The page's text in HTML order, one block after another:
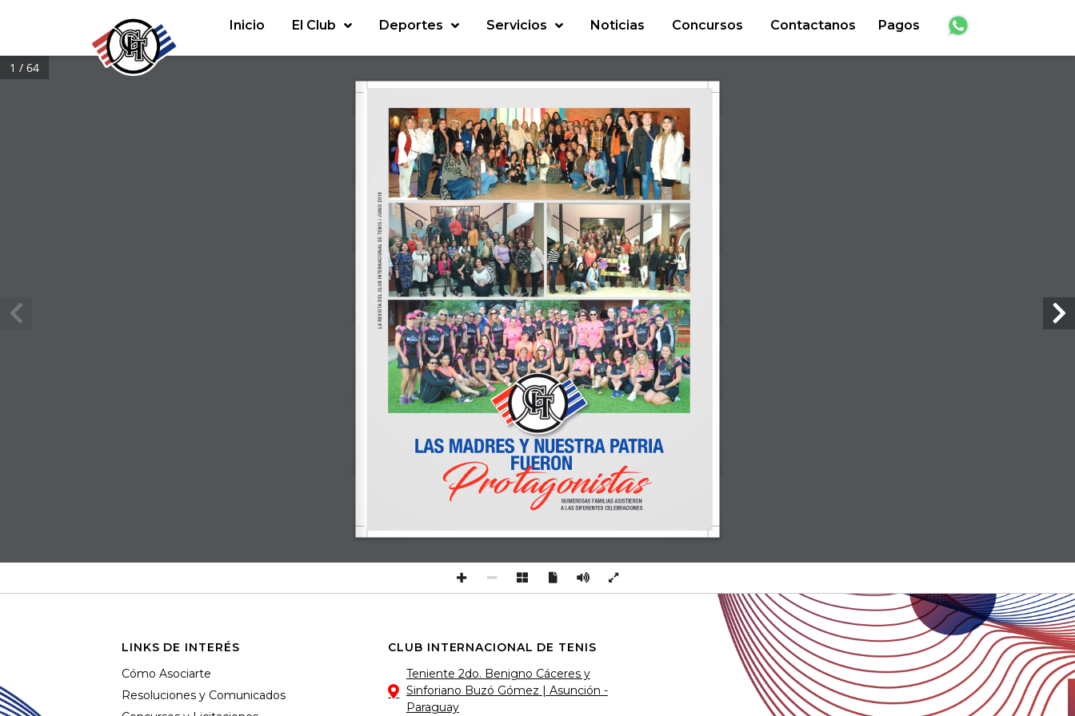
Inicio El Club Deportes Servicios Noticias Concursos Contactanos Pagos
LAS MADRES Y NUESTRA PATRIA
FUERON
LA REVISTA DEL CLUB INTERNACIONAL DE TENIS / JUNIO 2019
Pro tagonistas
NUMEROSAS FAMILIAS ASISTIERON
A LAS DIFERENTES CELEBRACIONES
1 / 64
LINKS DE INTERÉS
Cómo Asociarte
Resoluciones y Comunicados
CLUB INTERNACIONAL DE TENIS
Teniente 2do. Benigno Cáceres y
Sinforiano Buzó Gómez | Asunción -
Paraguay